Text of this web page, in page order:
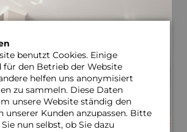
benutzt Cookies. Einige
für den Betrieb der Website
helfen uns anonymisiert
zu sammeln. Diese Daten
unsere Website ständig den
unserer Kunden anzupassen. Bitte
nun selbst, ob Sie dazu